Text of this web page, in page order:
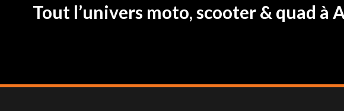
Tout l’univers moto, scooter & quad à